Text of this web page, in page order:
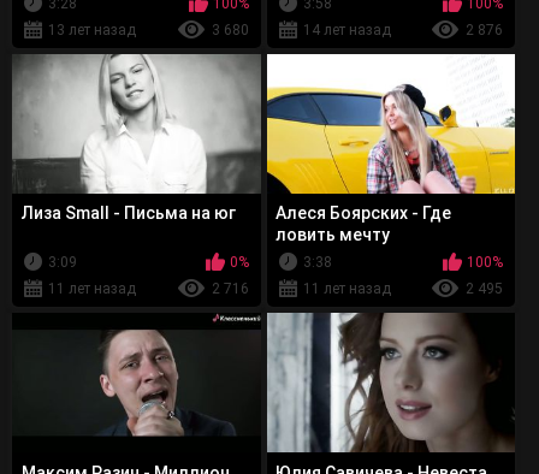
13 лет назад
3 680
14 лет назад
2 876
Лиза Small - Письма на юг
3:09
0%
11 лет назад
2 716
Алеся Боярских - Где
ловить мечту
3:38
100%
11 лет назад
2 495